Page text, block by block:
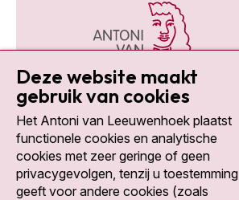
Social media
Deze website maakt
gebruik van cookies
Het Antoni van Leeuwenhoek plaatst
functionele cookies en analytische
cookies met zeer geringe of geen
privacygevolgen, tenzij u toestemming
geeft voor andere cookies (zoals